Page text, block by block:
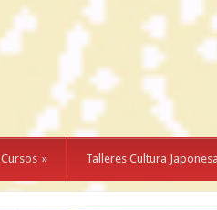
Cursos » Talleres Cultura